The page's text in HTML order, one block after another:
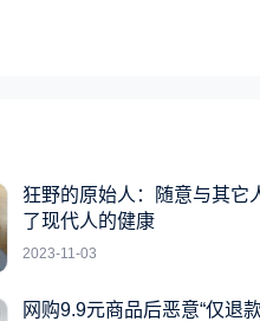
狂野的原始人：随意与其它
了现代人的健康
2023-11-03
网购9.9元商品后恶意“仅退